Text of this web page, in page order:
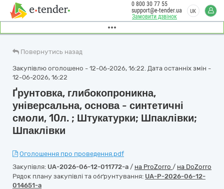
Замовити дзвінок
0 800 30 77 55
support@e-tender.ua
UK
Повернутись назад
Закупівлю оголошено - 12-06-2026, 16:22. Дата останніх змін -
12-06-2026, 16:22
Ґрунтовка, глибокопроникна,
універсальна, основа - синтетичні
смоли, 10л. ; Штукатурки; Шпаклівки;
Шпаклівки
Оголошення про проведення.pdf
Закупівля: UA-2026-06-12-011772-a / на ProZorro / на DoZorro
Рядок плану закупівлі та обґрунтування: UA-P-2026-06-12-
014651-a